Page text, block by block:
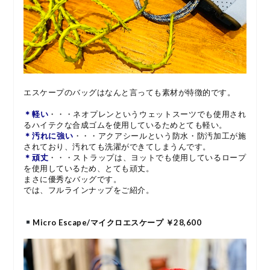
エスケープのバッグはなんと言っても素材が特徴的です。
＊軽い ・・・ネオプレンというウェットスーツでも使用され
るハイテクな合成ゴムを使用しているためとても軽い。
＊汚れに強い ・・・アクアシールという防水・防汚加工が施
されており、汚れても洗濯ができてしまうんです。
＊頑丈 ・・・ストラップは、ヨットでも使用しているロープ
を使用しているため、とても頑丈。
まさに優秀なバッグです。
では、フルラインナップをご紹介。
Micro Escape/マイクロエスケープ ￥28,600